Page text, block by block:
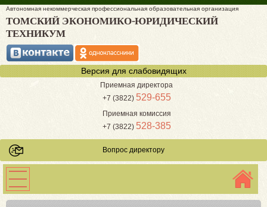
Автономная некоммерческая профессиональная образовательная организация
ТОМСКИЙ ЭКОНОМИКО-ЮРИДИЧЕСКИЙ
ТЕХНИКУМ
Версия для слабовидящих
Приемная директора
+7 (3822) 529-655
Приемная комиссия
+7 (3822) 528-385
Вопрос директору